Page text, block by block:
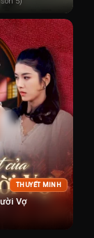
THUYẾT MINH
Vợ